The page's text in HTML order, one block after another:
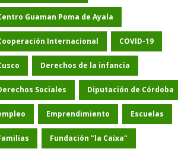
Guaman Poma de Ayala
Internacional COVID-19
Derechos de la infancia
Sociales Diputación de Córdoba
Emprendimiento Escuelas
Fundación "la Caixa"